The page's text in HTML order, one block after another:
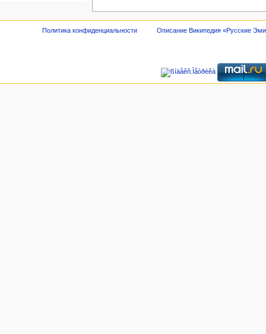
Политика конфиденциальности Описание Википедия «Русские